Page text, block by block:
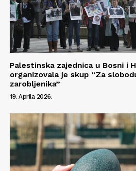
Palestinska zajednica u Bosni i
organizovala je skup “Za
zarobljenika”
19. Aprila 2026.